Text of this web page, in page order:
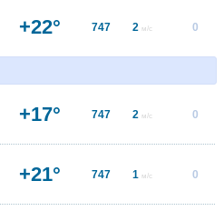
+22° 747 2 м/с 0
+17° 747 2 м/с 0
+21° 747 1 м/с 0